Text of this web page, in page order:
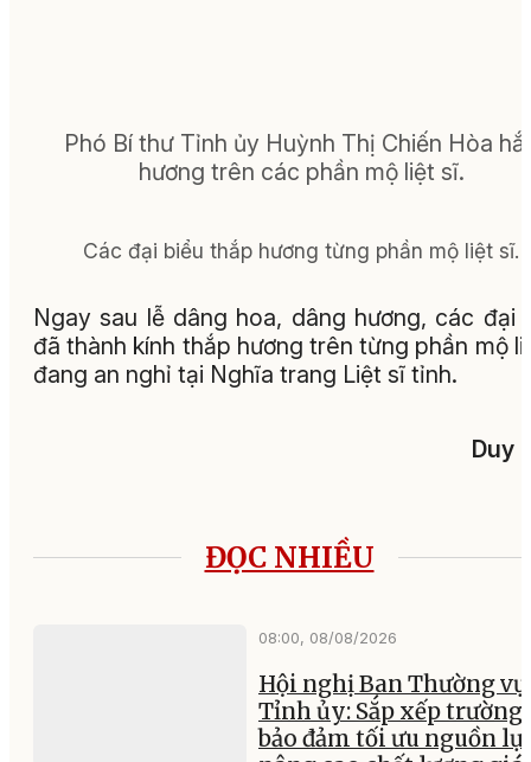
Phó Bí thư Tỉnh ủy Huỳnh Thị Chiến Hòa
hương trên các phần mộ liệt sĩ.
Các đại biểu thắp hương từng phần mộ liệt sĩ.
Ngay sau lễ dâng hoa, dâng hương, các đại
đã thành kính thắp hương trên từng phần mộ
đang an nghỉ tại Nghĩa trang Liệt sĩ tỉnh.
Duy
ĐỌC NHIỀU
08:00, 08/08/2026
Hội nghị Ban Thường vụ
Tỉnh ủy: Sắp xếp trường
bảo đảm tối ưu nguồn